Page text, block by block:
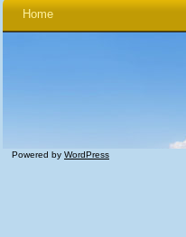
Home
Powered by WordPress